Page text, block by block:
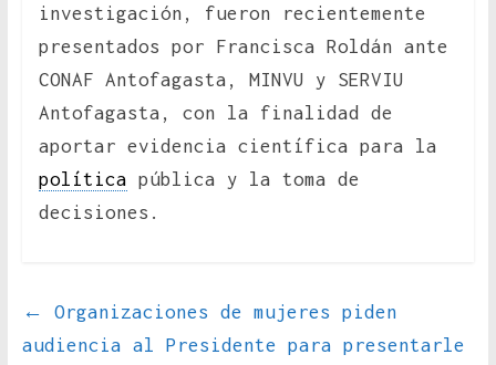
investigación, fueron recientemente
presentados por Francisca Roldán ante
CONAF Antofagasta, MINVU y SERVIU
Antofagasta, con la finalidad de
aportar evidencia científica para la
política pública y la toma de
decisiones.
←
Organizaciones de mujeres piden
audiencia al Presidente para presentarle